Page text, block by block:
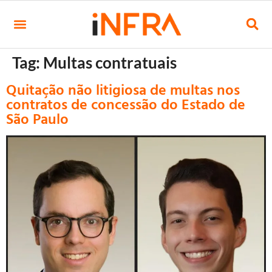
Tag: Multas contratuais
Quitação não litigiosa de multas nos
contratos de concessão do Estado de
São Paulo